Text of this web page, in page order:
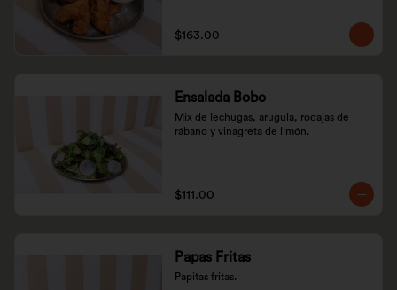
$163.00
Ensalada Bobo
Mix de lechugas, arugula, rodajas de
rábano y vinagreta de limón.
$111.00
Papas Fritas
Papitas fritas.